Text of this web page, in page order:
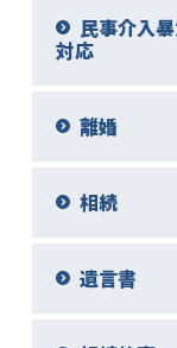
民事介入
対応
離婚
相続
遺言書